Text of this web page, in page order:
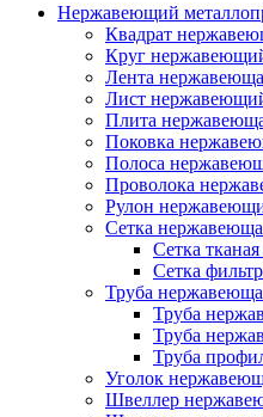
Нержавеющий
Квадрат
Круг
Лента
Лист
Плита
Поковка
Полоса
Проволока
Рулон
Сетка
Сетка
Сетка
Труба
Труба
Труба
Труба
Уголок
Швеллер